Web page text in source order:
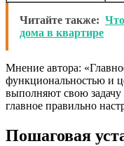
Читайте также:
дома в квартире
Мнение автора:
функциональностью и
выполняют свою
главное правильно
Пошаговая